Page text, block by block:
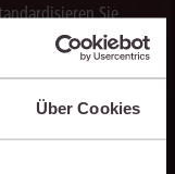
Über Cookies
Sie
Bearbeitung